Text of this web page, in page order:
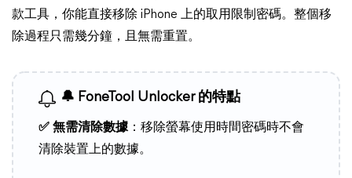
款工具，你能直接移除 iPhone 上的取用限制密碼。整個移
除過程只需幾分鐘，且無需重置。
🔔 FoneTool Unlocker 的特點
✅ 無需清除數據：移除螢幕使用時間密碼時不會
清除裝置上的數據。